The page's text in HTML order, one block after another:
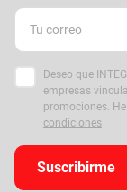
Deseo que
empresas
promociones.
condiciones
Suscribirme